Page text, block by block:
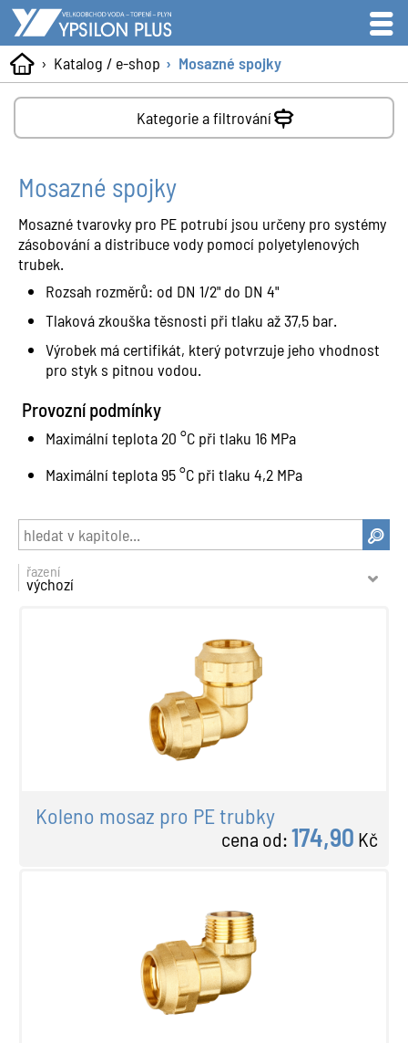
Katalog / e-shop Mosazné spojky
Kategorie a filtrování
Mosazné spojky
Mosazné tvarovky pro PE potrubí jsou určeny pro systémy
zásobování a distribuce vody pomocí polyetylenových
trubek.
Rozsah rozměrů: od DN 1/2" do DN 4"
Tlaková zkouška těsnosti při tlaku až 37,5 bar.
Výrobek má certifikát, který potvrzuje jeho vhodnost
pro styk s pitnou vodou.
Provozní podmínky
Maximální teplota 20 °C při tlaku 16 MPa
Maximální teplota 95 °C při tlaku 4,2 MPa
řazení
výchozí
Koleno mosaz pro PE trubky
cena od:174,90 Kč